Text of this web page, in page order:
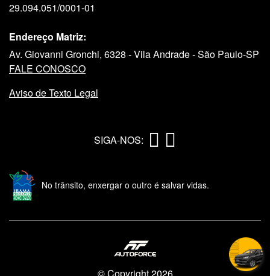
29.094.051/0001-01
Endereço Matriz:
Av. Giovanni Gronchi, 6328 - Vila Andrade - São Paulo-SP
FALE CONOSCO
Aviso de Texto Legal
SIGA-NOS:
No trânsito, enxergar o outro é salvar vidas.
© Copyright 2026